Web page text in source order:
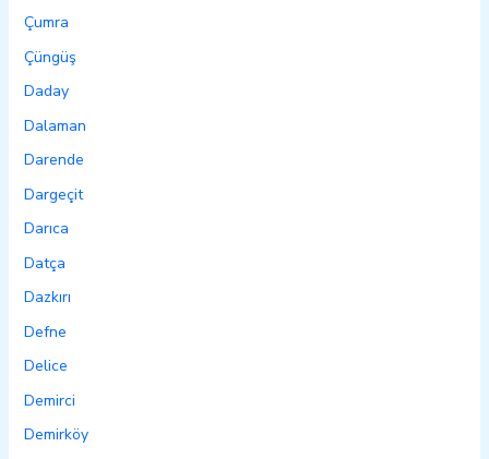
Çumra
Çüngüş
Daday
Dalaman
Darende
Dargeçit
Darıca
Datça
Dazkırı
Defne
Delice
Demirci
Demirköy